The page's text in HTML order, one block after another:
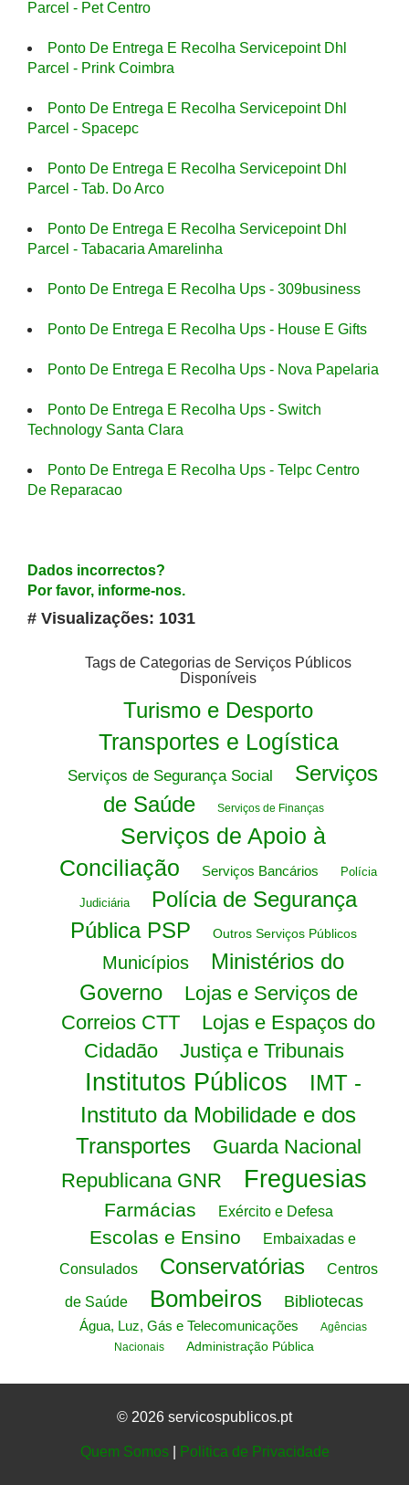
Parcel - Pet Centro
Ponto De Entrega E Recolha Servicepoint Dhl
Parcel - Prink Coimbra
Ponto De Entrega E Recolha Servicepoint Dhl
Parcel - Spacepc
Ponto De Entrega E Recolha Servicepoint Dhl
Parcel - Tab. Do Arco
Ponto De Entrega E Recolha Servicepoint Dhl
Parcel - Tabacaria Amarelinha
Ponto De Entrega E Recolha Ups - 309business
Ponto De Entrega E Recolha Ups - House E Gifts
Ponto De Entrega E Recolha Ups - Nova Papelaria
Ponto De Entrega E Recolha Ups - Switch
Technology Santa Clara
Ponto De Entrega E Recolha Ups - Telpc Centro
De Reparacao
Dados incorrectos?
Por favor, informe-nos.
# Visualizações: 1031
Tags de Categorias de Serviços Públicos
Disponíveis
Turismo e Desporto
Transportes e Logística
Serviços de Segurança Social
Serviços
de Saúde
Serviços de Finanças
Serviços de Apoio à
Conciliação
Serviços Bancários Polícia
Judiciária
Polícia de Segurança
Pública PSP
Outros Serviços Públicos
Municípios
Ministérios do
Governo
Lojas e Serviços de
Correios CTT
Lojas e Espaços do
Cidadão
Justiça e Tribunais
Institutos Públicos
IMT -
Instituto da Mobilidade e dos
Transportes
Guarda Nacional
Republicana GNR
Freguesias
Farmácias Exército e Defesa
Escolas e Ensino
Embaixadas e
Consulados
Conservatórias Centros
de Saúde Bombeiros Bibliotecas
Água, Luz, Gás e Telecomunicações
Agências
Nacionais
Administração Pública
© 2026 servicospublicos.pt
Quem Somos| Politica de Privacidade